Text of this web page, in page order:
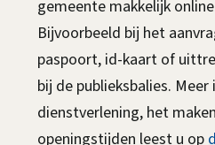
gemeente makkelijk
Bijvoorbeeld bij het
paspoort, id-kaart of
bij de publieksbalies.
dienstverlening, het
openingstijden leest u op